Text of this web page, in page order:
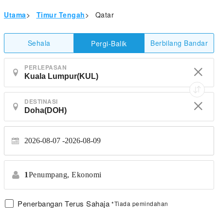
Utama> Timur Tengah> Qatar
Sehala Pergi-Balik Berbilang Bandar
PERLEPASAN
DESTINASI
2026-08-07 2026-08-09
1Penumpang, Ekonomi
Penerbangan Terus Sahaja *Tiada pemindahan